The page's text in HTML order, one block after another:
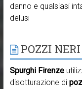
danno e qualsiasi
delusi
POZZI
Spurghi Firenze
disotturazione di